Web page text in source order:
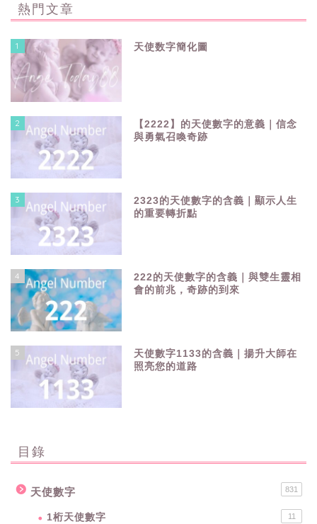
熱門文章
1 天使数字簡化圖
2
【2222】的天使數字的意義｜信念
與勇氣召喚奇跡
3
2323的天使數字的含義｜顯示人生
的重要轉折點
4
222的天使數字的含義｜與雙生靈相
會的前兆，奇跡的到來
5
天使數字1133的含義｜揚升大師在
照亮您的道路
目錄
天使數字 831
1桁天使數字 11